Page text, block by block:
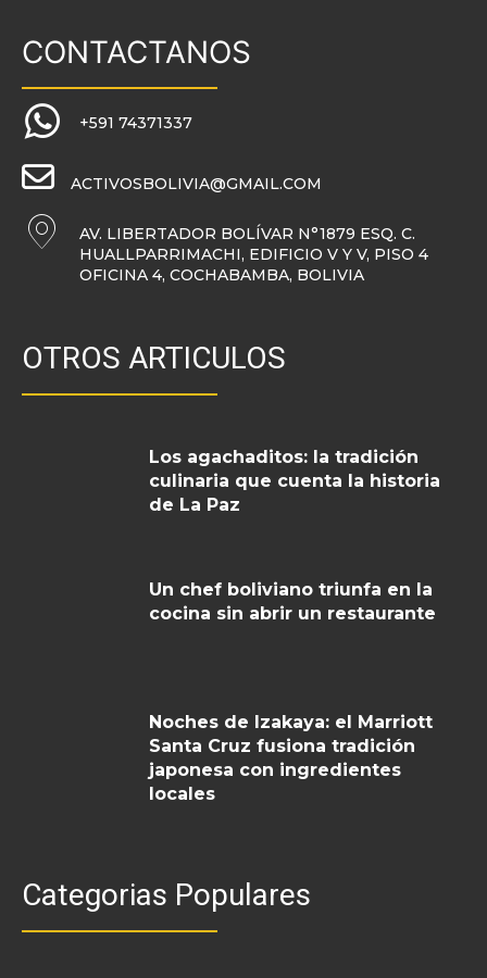
CONTACTANOS
+591 74371337
ACTIVOSBOLIVIA@GMAIL.COM
AV. LIBERTADOR BOLÍVAR N°1879 ESQ. C.
HUALLPARRIMACHI, EDIFICIO V Y V, PISO 4
OFICINA 4, COCHABAMBA, BOLIVIA
OTROS ARTICULOS
Los agachaditos: la tradición
culinaria que cuenta la historia
de La Paz
Un chef boliviano triunfa en la
cocina sin abrir un restaurante
Noches de Izakaya: el Marriott
Santa Cruz fusiona tradición
japonesa con ingredientes
locales
Categorias Populares